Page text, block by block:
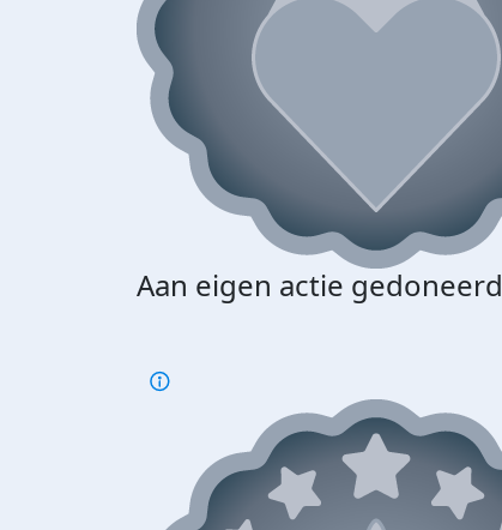
Aan eigen actie gedoneerd